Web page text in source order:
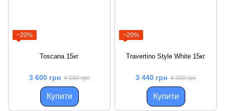
−20%
Toscana 15кг
3 600 грн 4 500 грн
Купити
−20%
Travertino Style White 15кг
3 440 грн 4 300 грн
Купити